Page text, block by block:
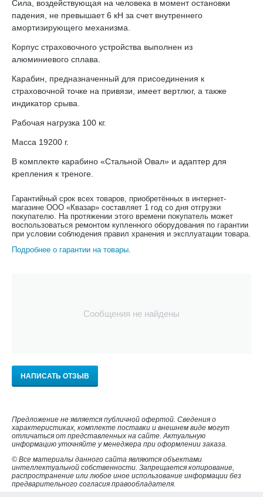
Сила, воздействующая на человека в момент остановки
падения, не превышает 6 кН за счет внутреннего
амортизирующего механизма.
Корпус страховочного устройства выполнен из
алюминиевого сплава.
Карабин, предназначенный для присоединения к
страховочной точке на привязи, имеет вертлюг, а также
индикатор срыва.
Рабочая нагрузка 100 кг.
Масса 19200 г.
В комплекте карабино «Стальной Овал» и адаптер для
крепления к треноге.
Гарантийный срок всех товаров, приобретённых в интернет-
магазине ООО «Квазар» составляет 1 год со дня отгрузки
покупателю. На протяжении этого времени покупатель может
воспользоваться ремонтом купленного оборудования по гарантии
при условии соблюдения правил хранения и эксплуатации товара.
Подробнее о гарантии на товары
Сообщения не найдены
НАПИСАТЬ ОТЗЫВ
Предложение не является публичной офертой. Сведения о
характеристиках, комплекте поставки и внешнем виде могут
отличаться от представленных на сайте. Актуальную
информацию уточняйте у менеджера при оформлении заказа.
© Все материалы данного сайта являются объектами
интеллектуальной собственности. Запрещается копирование,
распространение или любое иное использование информации без
предварительного согласия правообладателя.